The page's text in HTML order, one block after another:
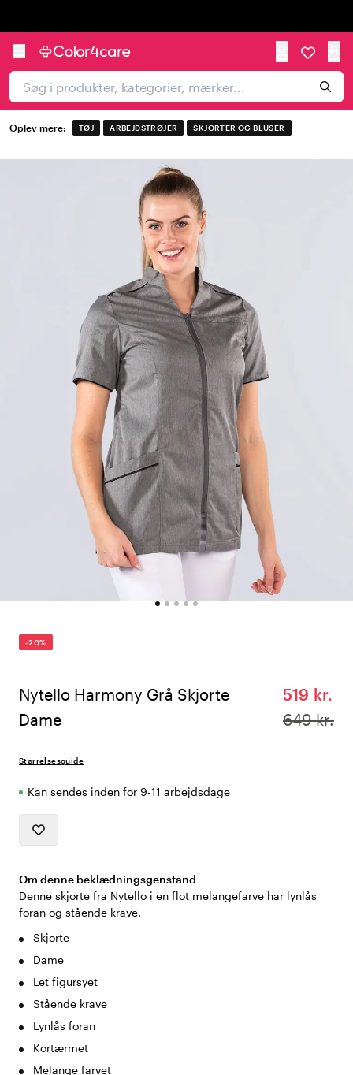
Oplev mere: TØJ ARBEJDSTRØJER SKJORTER OG BLUSER
-20%
Nytello Harmony Grå Skjorte
Dame
519 kr.
649 kr.
Størrelsesguide
Kan sendes inden for 9-11 arbejdsdage
Om denne beklædningsgenstand
Denne skjorte fra Nytello i en flot melangefarve har lynlås
foran og stående krave.
Skjorte
Dame
Let figursyet
Stående krave
Lynlås foran
Kortærmet
Melange farvet